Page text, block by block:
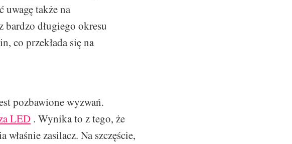
uwagę także na
bardzo długiego okresu
co przekłada się na
pozbawione wyzwań.
LED . Wynika to z tego, że
zasilacz. Na szczęście,